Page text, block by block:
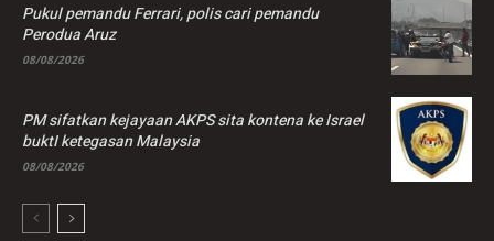
Pukul pemandu Ferrari, polis cari pemandu
Perodua Aruz
08/08/2026
PM sifatkan kejayaan AKPS sita kontena ke Israel
buktI ketegasan Malaysia
08/08/2026